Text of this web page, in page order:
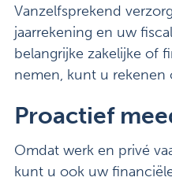
Vanzelfsprekend
jaarrekening en uw
belangrijke zakelijke of
nemen, kunt u rekenen
Proactief
Omdat werk en privé
kunt u ook uw